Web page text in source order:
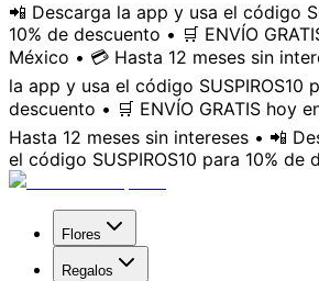
📲 Descarga la app y usa el código
10% de descuento • 🛒 ENVÍO
México • 💳 Hasta 12 meses sin
la app y usa el código SUSPIROS10
descuento • 🛒 ENVÍO GRATIS hoy
Hasta 12 meses sin intereses • 📲
el código SUSPIROS10 para 10% de
Flores
Regalos